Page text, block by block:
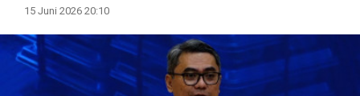
15 Juni 2026 20:10